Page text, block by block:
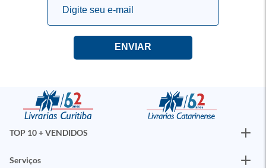
TOP 10 + VENDIDOS
Serviços